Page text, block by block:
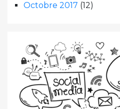
Octobre 2017 (12)